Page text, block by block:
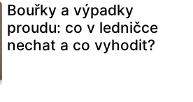
Bouřky a výpadky
proudu: co v ledničce
nechat a co vyhodit?